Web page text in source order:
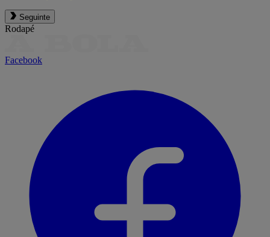
Seguinte
Rodapé
Facebook